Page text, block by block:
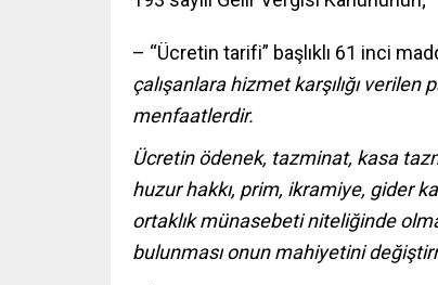
– “Ücretin tarifi” başlıklı 61 inci
çalışanlara hizmet karşılığı
menfaatlerdir.
Ücretin ödenek, tazminat, kasa
huzur hakkı, prim, ikramiye, gider
ortaklık münasebeti niteliğinde
bulunması onun mahiyetini